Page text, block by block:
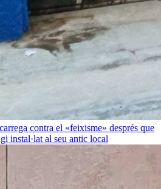
contra el «feixisme» després que
instal·lat al seu antic local